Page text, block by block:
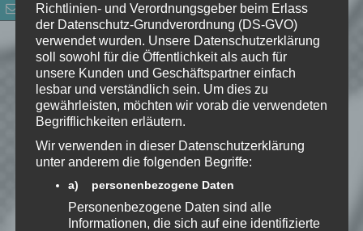
Website
*Ich habe die
Datenschutzerklärungzur
Kenntnis genommen. Ich stimme
zu, dass meine Angaben dauerhaft
Benachrichtige mich über
nachfolgende Kommentare via E-
Mail.
Richtlinien- und Verordnungsgeber beim Erlass
der Datenschutz-Grundverordnung (DS-GVO)
verwendet wurden. Unsere Datenschutzerklärung
soll sowohl für die Öffentlichkeit als auch für
unsere Kunden und Geschäftspartner einfach
lesbar und verständlich sein. Um dies zu
gewährleisten, möchten wir vorab die verwendeten
Begrifflichkeiten erläutern.
Wir verwenden in dieser Datenschutzerklärung
unter anderem die folgenden Begriffe:
a) personenbezogene Daten
Personenbezogene Daten sind alle
Informationen, die sich auf eine identifizierte